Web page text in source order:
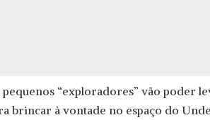
“exploradores” vão poder
brincar à vontade no espaço do